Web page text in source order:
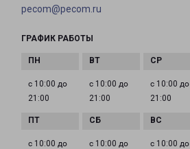
pecom@pecom.ru
ГРАФИК РАБОТЫ
с 10:00 до
21:00
с 10:00 до
21:00
с 10:00 до
21:00
с 10:00 до
с 10:00 до
с 10:00 до